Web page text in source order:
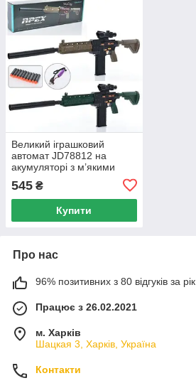
Великий іграшковий
автомат JD78812 на
акумуляторі з м’якими
патронами-присосками,
прицілом і глушником,
довжина 95 см
545 ₴
Купити
Про нас
96% позитивних з 80 відгуків за рік
Працює з 26.02.2021
м. Харків
Шацкая 3, Харків, Україна
Контакти